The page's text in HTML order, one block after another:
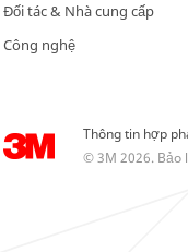
Đối tác & Nhà cung cấp
Công nghệ
Thông tin hợp
© 3M 2026. Bảo